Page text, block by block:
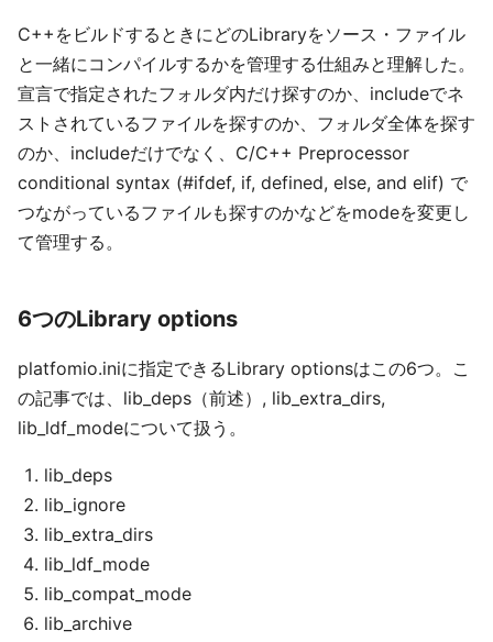
C++をビルドするときにどのLibraryをソース・ファイル
と一緒にコンパイルするかを管理する仕組みと理解した。
宣言で指定されたフォルダ内だけ探すのか、includeでネ
ストされているファイルを探すのか、フォルダ全体を探す
のか、includeだけでなく、C/C++ Preprocessor
conditional syntax (#ifdef, if, defined, else, and elif) で
つながっているファイルも探すのかなどをmodeを変更し
て管理する。
6つのLibrary options
platfomio.iniに指定できるLibrary optionsはこの6つ。こ
の記事では、lib_deps（前述）, lib_extra_dirs,
lib_ldf_modeについて扱う。
lib_deps
lib_ignore
lib_extra_dirs
lib_ldf_mode
lib_compat_mode
lib_archive